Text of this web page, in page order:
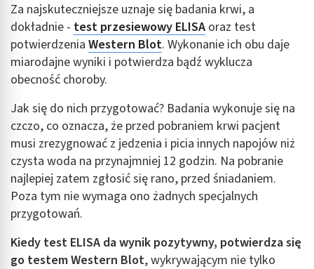
Za najskuteczniejsze uznaje się badania krwi, a
dokładnie - test przesiewowy ELISA oraz test
potwierdzenia Western Blot. Wykonanie ich obu daje
miarodajne wyniki i potwierdza bądź wyklucza
obecność choroby.
Jak się do nich przygotować? Badania wykonuje się na
czczo, co oznacza, że przed pobraniem krwi pacjent
musi zrezygnować z jedzenia i picia innych napojów niż
czysta woda na przynajmniej 12 godzin. Na pobranie
najlepiej zatem zgłosić się rano, przed śniadaniem.
Poza tym nie wymaga ono żadnych specjalnych
przygotowań.
Kiedy test ELISA da wynik pozytywny, potwierdza się
go testem Western Blot, wykrywającym nie tylko